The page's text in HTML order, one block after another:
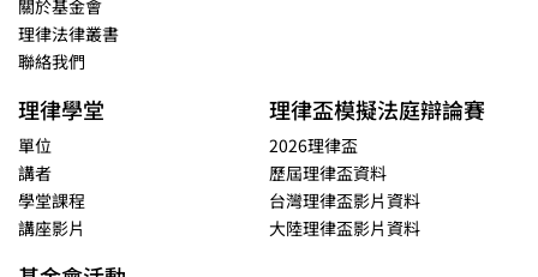
關於基金會
理律法律叢書
聯絡我們
理律學堂
單位
講者
學堂課程
講座影片
理律盃模擬法庭辯論賽
2026理律盃
歷屆理律盃資料
台灣理律盃影片資料
大陸理律盃影片資料